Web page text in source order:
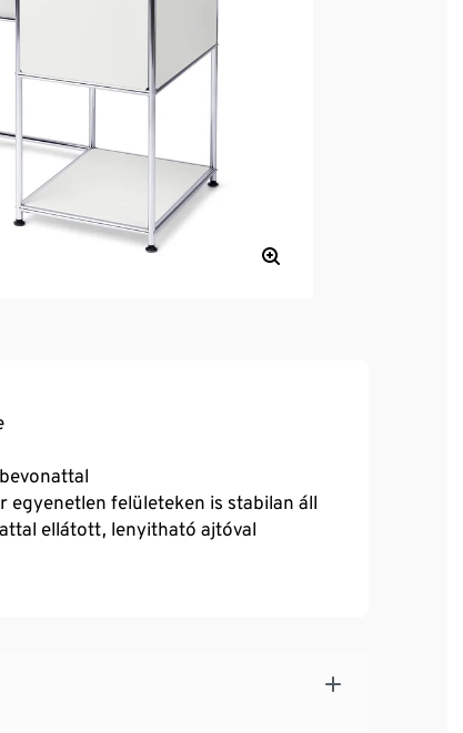
egyenetlen felületeken is stabilan áll
ellátott, lenyitható ajtóval
ellen védelmet nyújtó tárolóhellyel